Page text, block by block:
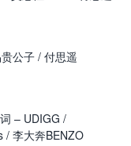
公子 / 付思遥
– UDIGG /
/ 李大奔BENZO